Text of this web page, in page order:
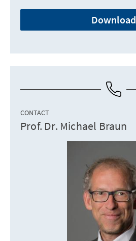
Download
CONTACT
Prof. Dr. Michael Braun